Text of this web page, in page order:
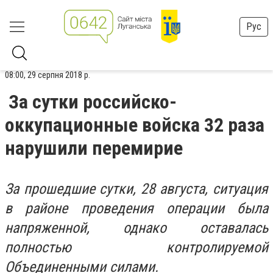
Рус
08:00, 29 серпня 2018 р.
За сутки российско-
оккупационные войска 32 раза
нарушили перемирие
За прошедшие сутки, 28 августа, ситуация
в районе проведения операции была
напряженной, однако оставалась
полностью контролируемой
Объединенными силами.